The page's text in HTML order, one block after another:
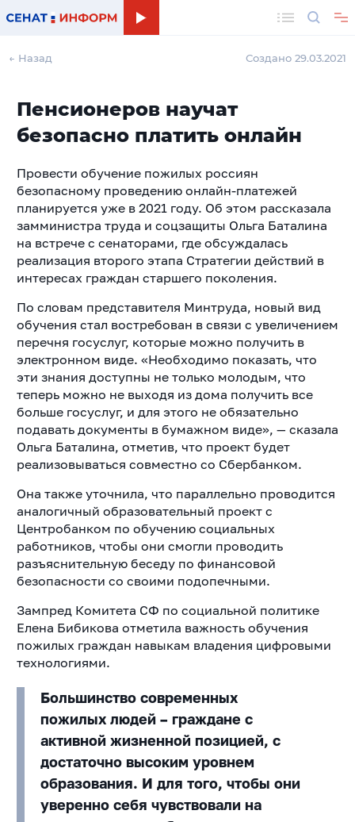
← Назад Создано 29.03.2021
Пенсионеров научат
безопасно платить онлайн
Провести обучение пожилых россиян
безопасному проведению онлайн-платежей
планируется уже в 2021 году. Об этом рассказала
замминистра труда и соцзащиты Ольга Баталина
на встрече с сенаторами, где обсуждалась
реализация второго этапа Стратегии действий в
интересах граждан старшего поколения.
По словам представителя Минтруда, новый вид
обучения стал востребован в связи с увеличением
перечня госуслуг, которые можно получить в
электронном виде. «Необходимо показать, что
эти знания доступны не только молодым, что
теперь можно не выходя из дома получить все
больше госуслуг, и для этого не обязательно
подавать документы в бумажном виде», — сказала
Ольга Баталина, отметив, что проект будет
реализовываться совместно со Сбербанком.
Она также уточнила, что параллельно проводится
аналогичный образовательный проект с
Центробанком по обучению социальных
работников, чтобы они смогли проводить
разъяснительную беседу по финансовой
безопасности со своими подопечными.
Зампред Комитета СФ по социальной политике
Елена Бибикова отметила важность обучения
пожилых граждан навыкам владения цифровыми
технологиями.
Большинство современных
пожилых людей – граждане с
активной жизненной позицией, с
достаточно высоким уровнем
образования. И для того, чтобы они
уверенно себя чувствовали на